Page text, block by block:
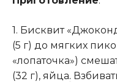
1. Бисквит
(5 г) до мягких
«лопаточка»)
(32 г), яйца.